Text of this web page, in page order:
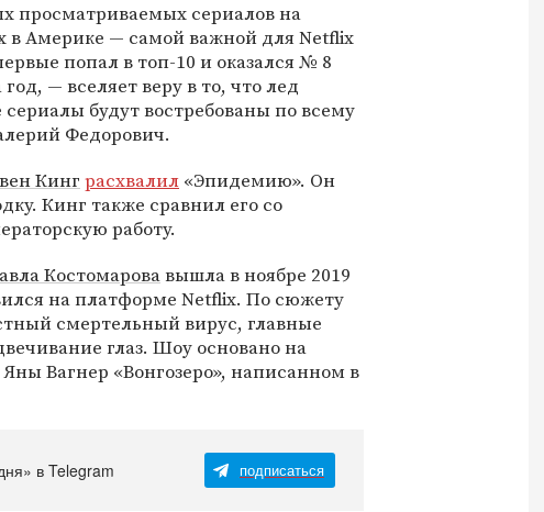
просматриваемых сериалов на
в Америке — самой важной для Netflix
попал в топ-10 и оказался № 8
— вселяет веру в то, что лед
будут востребованы по всему
Федорович.
Кинг расхвалил «Эпидемию». Он
Кинг также сравнил его со
работу.
Костомаровавышла в ноябре 2019
на платформе Netflix. По сюжету
смертельный вирус, главные
глаз. Шоу основано на
Вагнер «Вонгозеро», написанном в
в Telegram подписаться